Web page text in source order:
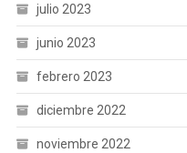
julio 2023
junio 2023
febrero 2023
diciembre 2022
noviembre 2022